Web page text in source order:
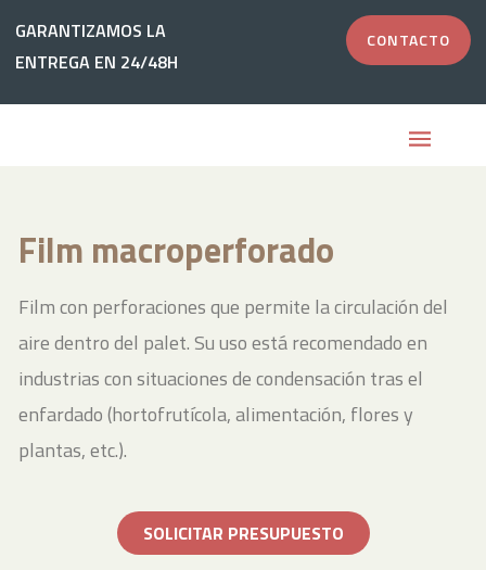
contenido
GARANTIZAMOS LA
ENTREGA EN 24/48H
CONTACTO
GARANTIZAMOS LA
ENTREGA EN 24/48H
CONTACTO
Film macroperforado
Film con perforaciones que permite la circulación del
aire dentro del palet. Su uso está recomendado en
industrias con situaciones de condensación tras el
enfardado (hortofrutícola, alimentación, flores y
plantas, etc.).
SOLICITAR PRESUPUESTO